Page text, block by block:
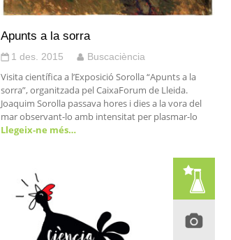
Apunts a la sorra
1 des. 2015 Buscaciència
Visita científica a l’Exposició Sorolla “Apunts a la
sorra”, organitzada pel CaixaForum de Lleida.
Joaquim Sorolla passava hores i dies a la vora del
mar observant-lo amb intensitat per plasmar-lo
Llegeix-ne més…